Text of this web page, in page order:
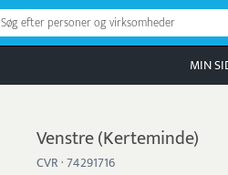
Søg efter personer og virksomheder
MIN
Venstre (Kerteminde)
CVR · 74291716